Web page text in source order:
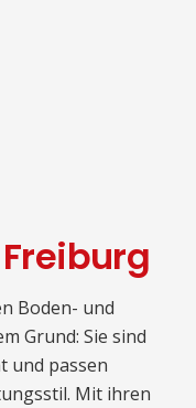
Boden- und
Grund: Sie sind
und passen
Mit ihren